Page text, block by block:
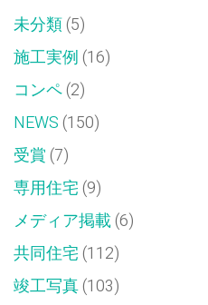
未分類(5)
施工実例(16)
コンペ(2)
NEWS(150)
受賞(7)
専用住宅(9)
メディア掲載(6)
共同住宅(112)
竣工写真(103)